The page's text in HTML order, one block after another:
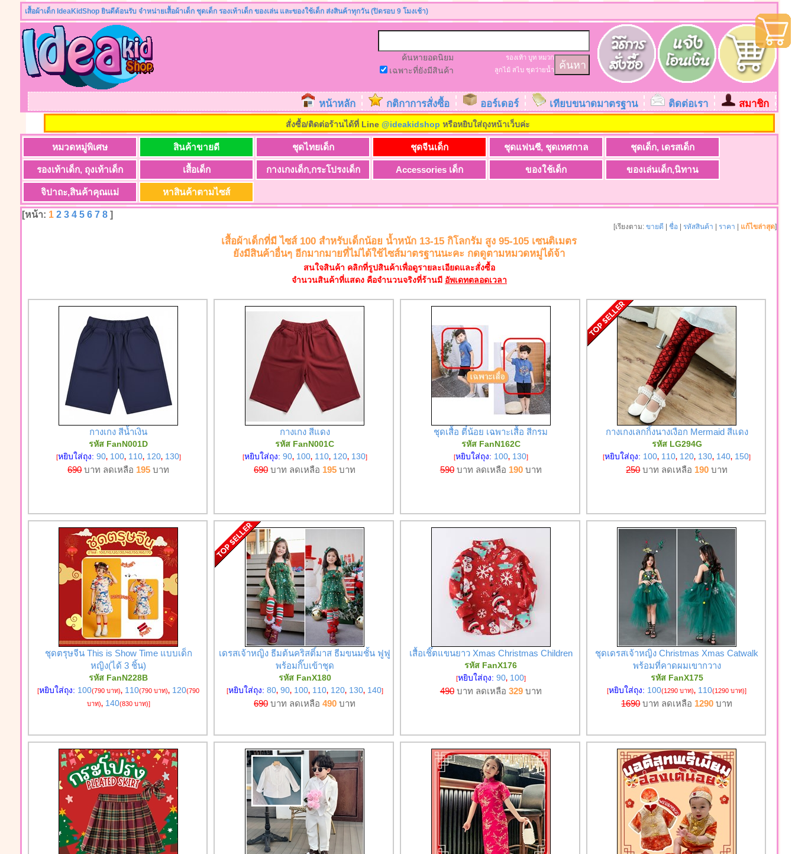
เสื้อผ้าเด็ก IdeaKidShop ยินดีต้อนรับ จำหน่ายเสื้อผ้าเด็ก ชุดเด็ก รองเท้าเด็ก ของเล่น และของใช้เด็ก ส่งสินค้าทุกวัน (ปิดรอบ 9 โมงเช้า)
ค้นหายอดนิยม
เฉพาะที่ยังมีสินค้า
รองเท้า บูท หมวก
ลูกไม้ สไบ ชุดว่ายน้ำ
หน้าหลัก กติกาการสั่งซื้อ ออร์เดอร์ เทียบขนาดมาตรฐาน ติดต่อเรา สมาชิก
สั่งซื้อ/ติดต่อร้านได้ที่ Line@ideakidshop หรือหยิบใส่ถุงหน้าเว็บค่ะ
หมวดหมู่พิเศษ สินค้าขายดี ชุดไทยเด็ก ชุดจีนเด็ก ชุดแฟนซี, ชุดเทศกาล ชุดเด็ก, เดรสเด็ก
รองเท้าเด็ก, ถุงเท้าเด็ก เสื้อเด็ก กางเกงเด็ก,กระโปรงเด็ก Accessories เด็ก ของใช้เด็ก ของเล่นเด็ก,นิทาน
จิปาถะ,สินค้าคุณแม่ หาสินค้าตามไซส์
[หน้า: 1 2 3 4 5 6 7 8]
[เรียงตาม:ขายดี |ชื่อ รหัสสินค้า ราคา แก้ไขล่าสุด]
เสื้อผ้าเด็กที่มี ไซส์ 100 สำหรับเด็กน้อย น้ำหนัก 13-15 กิโลกรัม สูง 95-105 เซนติเมตร
ยังมีสินค้าอื่นๆ อีกมากมายที่ไม่ได้ใช้ไซส์มาตรฐานนะคะ กดดูตามหมวดหมู่ได้จ้า
สนใจสินค้า คลิกที่รูปสินค้าเพื่อดูรายละเอียดและสั่งซื้อ
จำนวนสินค้าที่แสดง คือจำนวนจริงที่ร้านมี อัพเดทตลอดเวลา
กางเกง สีน้ำเงิน
รหัส FanN001D
[หยิบใส่ถุง: 90, 100, 110, 120, 130]
690บาท ลดเหลือ 195 บาท
กางเกง สีแดง
รหัส FanN001C
[หยิบใส่ถุง: 90, 100, 110, 120, 130]
690 บาท ลดเหลือ 195 บาท
ชุดเสื้อ ตี๋น้อย เฉพาะเสื้อ สีกรม
รหัส FanN162C
[หยิบใส่ถุง: 100, 130]
590บาท ลดเหลือ 190บาท
กางเกงเลกกิ้งนางเงือก Mermaid สีแดง
รหัส LG294G
[หยิบใส่ถุง: 100, 110, 120, 130, 140, 150]
250บาท ลดเหลือ 190 บาท
ชุดตรุษจีน This is Show Time แบบเด็ก
หญิง(ได้ 3 ชิ้น)
รหัส FanN228B
[หยิบใส่ถุง: 100(790 บาท), 110(790 บาท), 120(790
บาท), 140(830 บาท)]
เดรสเจ้าหญิง ธีมต้นคริสติ์มาส ธีมขนมชั้น ฟูฟู
พร้อมกิ๊บเข้าชุด
รหัส FanX180
[หยิบใส่ถุง: 80, 90, 100, 110, 120, 130, 140]
690 บาท ลดเหลือ490 บาท
เสื้อเชิ๊ตแขนยาว Xmas Christmas Children
รหัส FanX176
[หยิบใส่ถุง: 90, 100]
490บาท ลดเหลือ 329บาท
ชุดเดรสเจ้าหญิง Christmas Xmas Catwalk
พร้อมที่คาดผมเขากวาง
รหัส FanX175
[หยิบใส่ถุง: 100(1290 บาท), 110(1290 บาท)]
1690บาท ลดเหลือ 1290 บาท